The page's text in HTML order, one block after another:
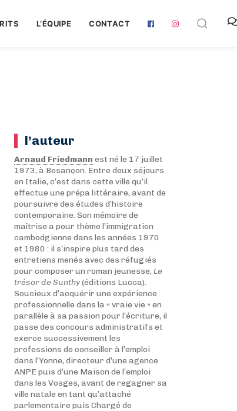
L‘ÉQUIPE CONTACT
l’auteur
Arnaud Friedmann est né le 17 juillet
1973, à Besançon. Entre deux séjours
en Italie, c’est dans cette ville qu’il
effectue une prépa littéraire, avant de
poursuivre des études d’histoire
contemporaine. Son mémoire de
maîtrise a pour thème l’immigration
cambodgienne dans les années 1970
et 1980 : il s’inspire plus tard des
entretiens menés avec des réfugiés
pour composer un roman jeunesse, Le
trésor de Sunthy(éditions Lucca).
Soucieux d’acquérir une expérience
professionnelle dans la « vraie vie » en
parallèle à sa passion pour l’écriture, il
passe des concours administratifs et
exerce successivement les
professions de conseiller à l’emploi
dans l’Yonne, directeur d’une agence
ANPE puis d’une Maison de l’emploi
dans les Vosges, avant de regagner sa
ville natale en tant qu’attaché
parlementaire puis Chargé de